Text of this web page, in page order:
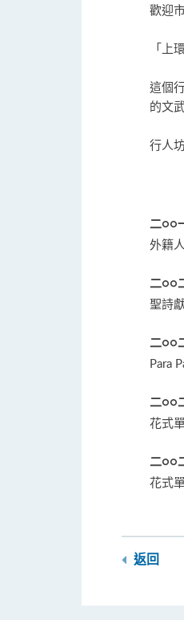
歡迎
「上
這個
的文
行人
二○○
外籍
二○○
聖詩
二○○
Para
二○○
花式
二○○
花式
返回